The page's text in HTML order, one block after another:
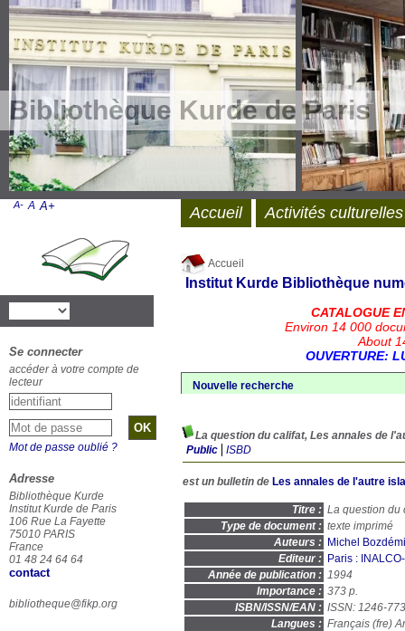
Bibliothèque Kurde de Paris
Accueil
Institut Kurde Bibliothèque
CATALOGUE
Environ 14 000
About
OUVERTURE:
Nouvelle recherche
La question du califat, Les annales de
Public
ISBD
est un bulletin de Les annales de l'autre
Titre : La question du
Type de document : texte imprimé
Auteurs : Michel
Editeur : Paris :
Année de publication : 1994
Importance : 373 p.
ISBN/ISSN/EAN : ISSN: 1246-
Langues : Français (fre)
Accueil Activités culturelles
A- A A+
Se connecter
accéder à votre compte de
lecteur
Mot de passe oublié ?
Adresse
Bibliothèque Kurde
Institut Kurde de Paris
106 Rue La Fayette
75010 PARIS
France
01 48 24 64 64
contact
bibliotheque@fikp.org